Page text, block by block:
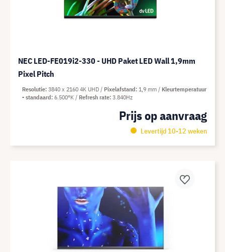
NEC LED-FE019i2-330 - UHD Paket LED Wall 1,9mm
Pixel Pitch
Prijs op aanvraag
Levertijd 10-12 weken
Resolutie 3840 x 2160 4K UHD Pixelafstand 1,9 mm
Kleurtemperatuur
- standaard 6.500°K Refresh rate 3.840Hz